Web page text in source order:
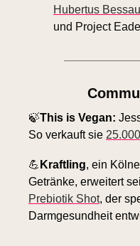
Hubertus Bessau
und Project
🍃This is Vegan:
So verkauft sie
💪 Kraftling, ein
Getränke, erweitert
Prebiotik Shot, der
Darmgesundheit